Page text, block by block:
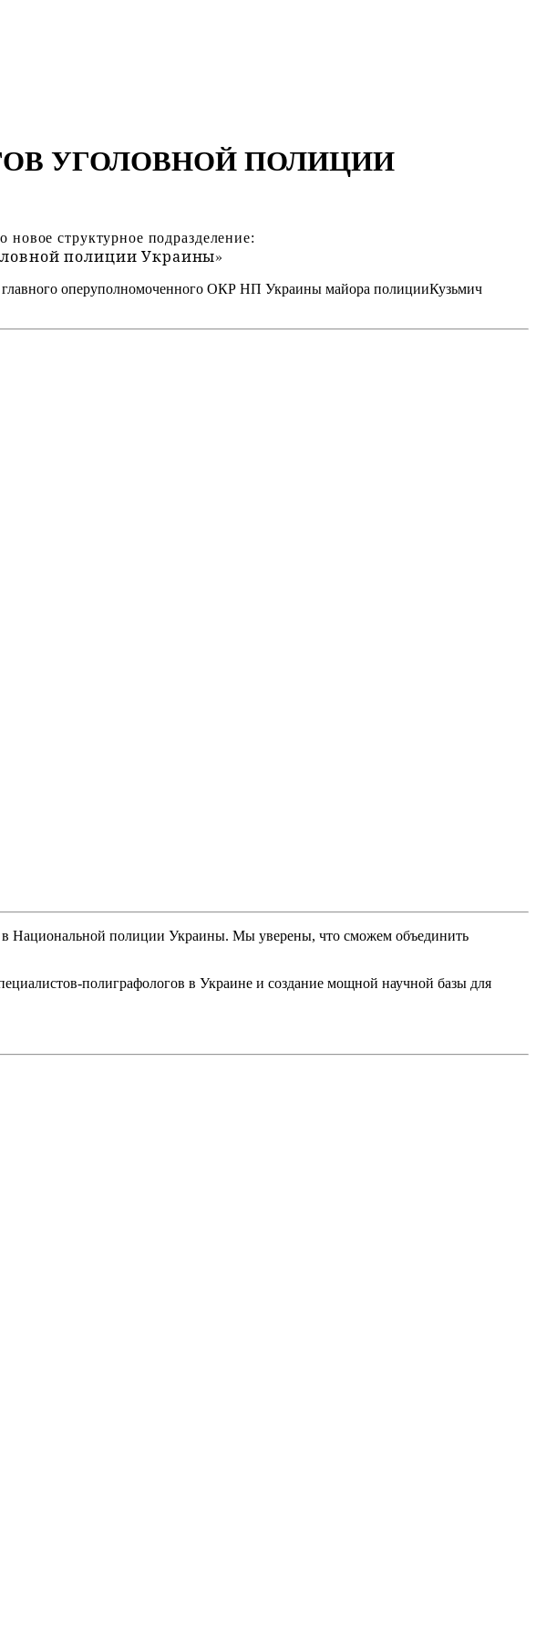
УГОЛОВНОЙ ПОЛИЦИИ
структурное подразделение:
полиции Украины»
оперуполномоченного ОКР НП Украины майора полицииКузьмич
в Национальной полиции Украины. Мы уверены, что сможем объединить
полиграфологов в Украине и создание мощной научной базы для